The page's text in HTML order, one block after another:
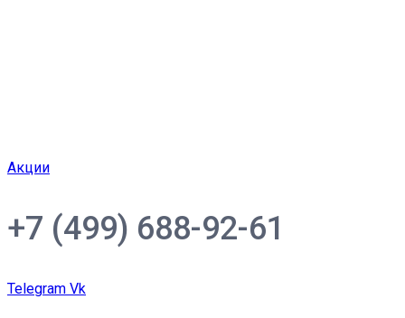
Акции
+7 (499) 688-92-61
Telegram Vk